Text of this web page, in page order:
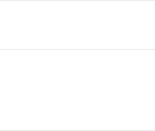
à la recherche d’un emploi